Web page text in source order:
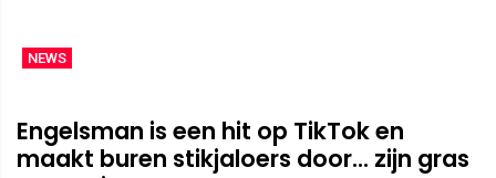
NEWS
Engelsman is een hit op TikTok en
maakt buren stikjaloers door... zijn gras